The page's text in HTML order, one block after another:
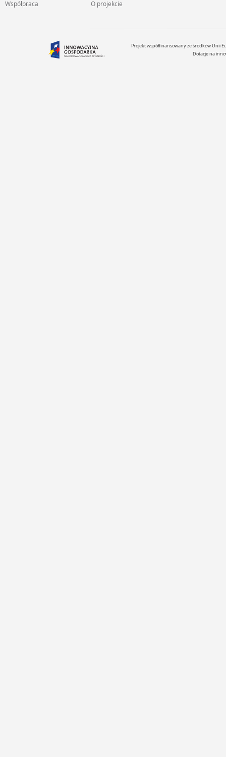
Współpraca O projekcie
Projekt współfinansowany ze środków Unii
Dotacje na